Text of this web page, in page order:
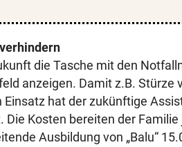
die Tasche mit den
anzeigen. Damit z.B. Stürze
Einsatz hat der zukünftige
Kosten bereiten der Familie
Ausbildung von „Balu“